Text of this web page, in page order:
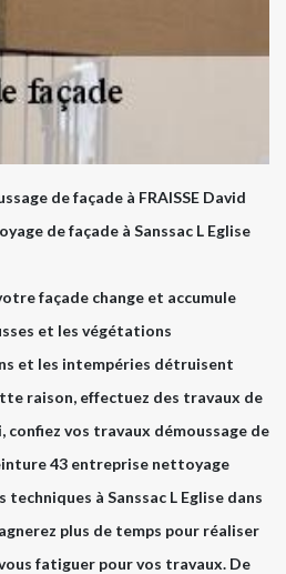
de façade à FRAISSE David
de façade à Sanssac L Eglise
façade change et accumule
et les végétations
et les intempéries détruisent
raison, effectuez des travaux de
confiez vos travaux démoussage de
43 entreprise nettoyage
à Sanssac L Eglise dans
plus de temps pour réaliser
fatiguer pour vos travaux. De